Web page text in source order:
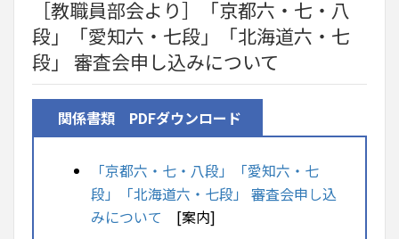
［教職員部会より］「京都六・七・八
段」「愛知六・七段」「北海道六・七
段」 審査会申し込みについて
関係書類 PDFダウンロード
「京都六・七・八段」「愛知六・七
段」「北海道六・七段」 審査会申し込
みについて [案内]